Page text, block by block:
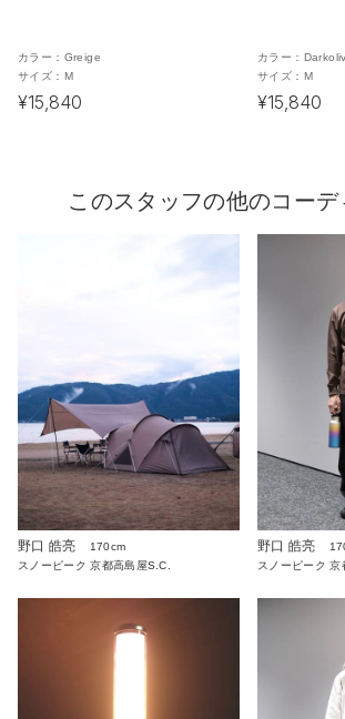
カラー： Greige
サイズ： M
¥15,840
カラー：
サイズ： M
¥15,840
このスタッフの他のコーデ
野口 皓亮
170cm
スノーピーク 京都高島屋S.C.
野口 皓亮
スノーピーク 京